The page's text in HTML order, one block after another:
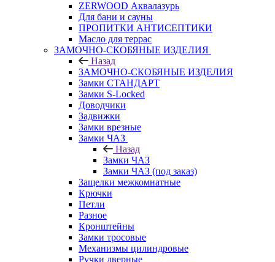
ZERWOOD Аквалазурь
Для бани и сауны
ПРОПИТКИ АНТИСЕПТИКИ
Масло для террас
ЗАМОЧНО-СКОБЯНЫЕ ИЗДЕЛИЯ
Назад
ЗАМОЧНО-СКОБЯНЫЕ ИЗДЕЛИЯ
Замки СТАНДАРТ
Замки S-Locked
Доводчики
Задвижки
Замки врезные
Замки ЧАЗ
Назад
Замки ЧАЗ
Замки ЧАЗ (под заказ)
Защелки межкомнатные
Крючки
Петли
Разное
Кронштейны
Замки тросовые
Механизмы цилиндровые
Ручки дверные